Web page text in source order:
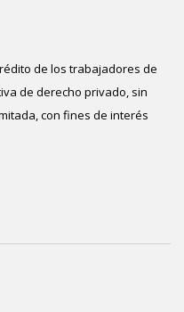
de los trabajadores de
de derecho privado, sin
con fines de interés